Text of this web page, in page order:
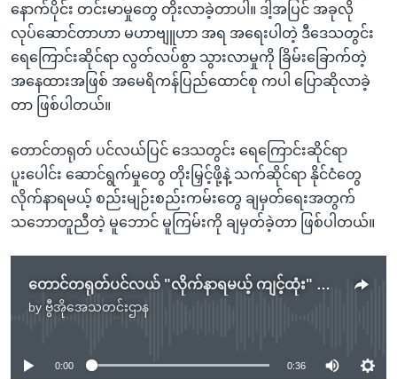
နောက်ပိုင်း တင်းမာမှုတွေ တိုးလာခဲ့တာပါ။ ဒါ့အပြင် အခုလို
လုပ်ဆောင်တာဟာ မဟာဗျူဟာ အရ အရေးပါတဲ့ ဒီဒေသတွင်း
ရေကြောင်းဆိုင်ရာ လွတ်လပ်စွာ သွားလာမှုကို ခြိမ်းခြောက်တဲ့
အနေထားအဖြစ် အမေရိကန်ပြည်ထောင်စု ကပါ ပြောဆိုလာခဲ့
တာ ဖြစ်ပါတယ်။
တောင်တရုတ် ပင်လယ်ပြင် ဒေသတွင်း ရေကြောင်းဆိုင်ရာ
ပူးပေါင်း ဆောင်ရွက်မှုတွေ တိုးမြှင့်ဖို့နဲ့ သက်ဆိုင်ရာ နိုင်ငံတွေ
လိုက်နာရမယ့် စည်းမျဉ်းစည်းကမ်းတွေ ချမှတ်ရေးအတွက်
သဘောတူညီတဲ့ မူဘောင် မူကြမ်းကို ချမှတ်ခဲ့တာ ဖြစ်ပါတယ်။
တောင်တရုတ်ပင်လယ် "လိုက်နာရမယ့် ကျင့်ထုံး" သဘောတူညီကြပြီ
by ဗွီအိုအေသတင်းဌာန
No media source currently available
0:00 0:36